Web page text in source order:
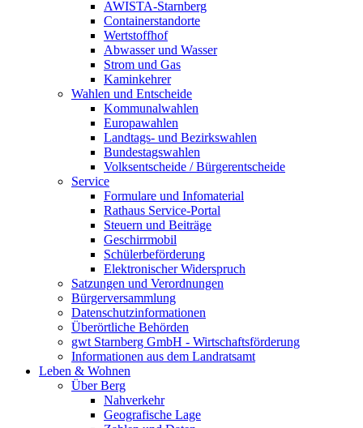
AWISTA-Starnberg
Containerstandorte
Wertstoffhof
Abwasser und Wasser
Strom und Gas
Kaminkehrer
Wahlen und Entscheide
Kommunalwahlen
Europawahlen
Landtags- und Bezirkswahlen
Bundestagswahlen
Volksentscheide / Bürgerentscheide
Service
Formulare und Infomaterial
Rathaus Service-Portal
Steuern und Beiträge
Geschirrmobil
Schülerbeförderung
Elektronischer Widerspruch
Satzungen und Verordnungen
Bürgerversammlung
Datenschutzinformationen
Überörtliche Behörden
gwt Starnberg GmbH - Wirtschaftsförderung
Informationen aus dem Landratsamt
Leben & Wohnen
Über Berg
Nahverkehr
Geografische Lage